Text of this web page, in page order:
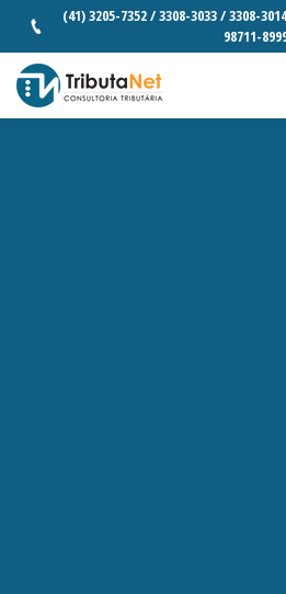
(41) 3205-7352 / 3308-3033 / 3308-
98711-